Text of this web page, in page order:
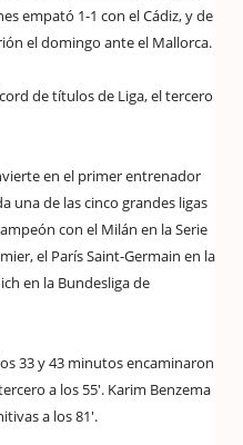
empató 1-1 con el Cádiz, y de
el domingo ante el Mallorca.
de títulos de Liga, el tercero
en el primer entrenador
una de las cinco grandes ligas
con el Milán en la Serie
el París Saint-Germain en la
en la Bundesliga de
33 y 43 minutos encaminaron
a los 55′. Karim Benzema
a los 81′.